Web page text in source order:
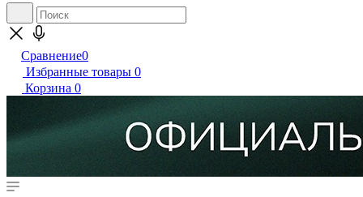
Сравнение0
Избранные товары 0
Корзина 0